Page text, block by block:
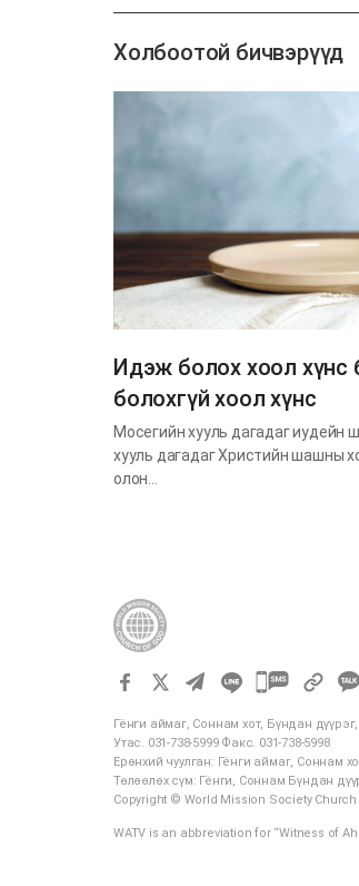
Холбоотой бичвэрүүд
Идэж болох хоол хүнс
болохгүй хоол хүнс
Мосегийн хууль дагадаг иудейн
хууль дагадаг Христийн шашны
олон…
카
오
톡
공
하
Гёнги аймаг, Соннам хот, Бүндан
Утас. 031-738-5999 Факс. 031-738-5998
Ерөнхий чуулган: Гёнги аймаг, Соннам
Төлөөлөх сүм: Гёнги, Соннам Бүндан
Copyright © World Mission Society Church
WATV is an abbreviation for “Witness of